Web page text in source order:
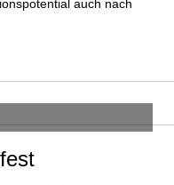
auch nach